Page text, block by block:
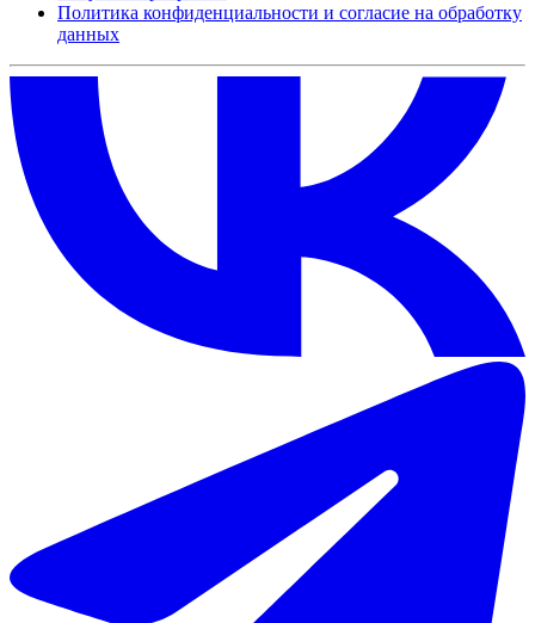
Политика конфиденциальности и согласие на обработку
данных